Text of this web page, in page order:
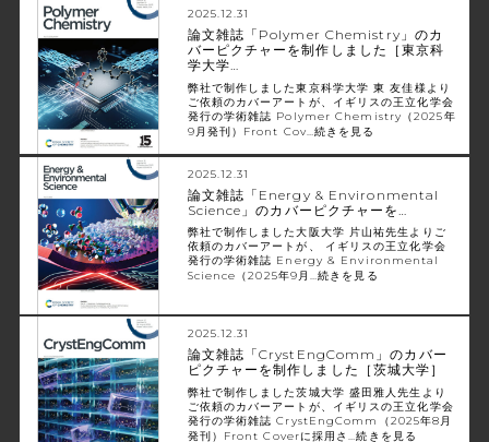
2025.12.31
論文雑誌「Polymer Chemistry」のカ
バーピクチャーを制作しました［東京科
学大学…
弊社で制作しました東京科学大学 東 友佳様より
ご依頼のカバーアートが、イギリスの王立化学会
発行の学術雑誌 Polymer Chemistry（2025年
9月発刊）Front Cov…続きを見る
2025.12.31
論文雑誌「Energy & Environmental
Science」のカバーピクチャーを…
弊社で制作しました大阪大学 片山祐先生よりご
依頼のカバーアートが、 イギリスの王立化学会
発行の学術雑誌 Energy & Environmental
Science（2025年9月…続きを見る
2025.12.31
論文雑誌「CrystEngComm」のカバー
ピクチャーを制作しました［茨城大学］
弊社で制作しました茨城大学 盛田雅人先生より
ご依頼のカバーアートが、イギリスの王立化学会
発行の学術雑誌 CrystEngComm（2025年8月
発刊）Front Coverに採用さ…続きを見る